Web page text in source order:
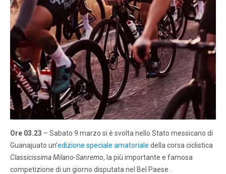
Ore 03.23 – Sabato 9 marzo si è svolta nello Stato messicano di
Guanajuato un’edizione speciale amatoriale della corsa ciclistica
Classicissima Milano-Sanremo, la più importante e famosa
competizione di un giorno disputata nel Bel Paese .